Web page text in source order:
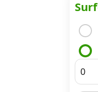
Roaming-
Handy-
Handy-
Alle